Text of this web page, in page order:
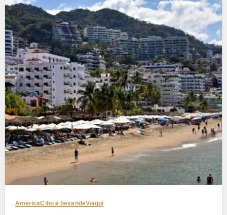
AmericaCibo e bevandeViaggi